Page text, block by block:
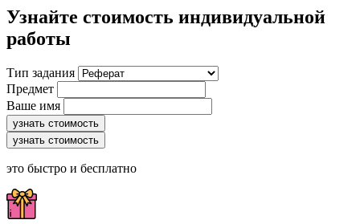
Узнайте стоимость индивидуальной
работы
Тип задания
Предмет
Ваше имя
узнать стоимость
узнать стоимость
это быстро и бесплатно